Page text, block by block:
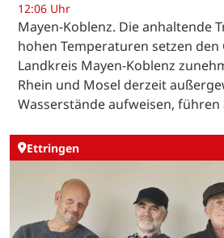
12:06 Uhr
Mayen-Koblenz. Die anhaltende
hohen Temperaturen setzen den
Landkreis Mayen-Koblenz
Rhein und Mosel derzeit
Wasserstände aufweisen,
Ettringen